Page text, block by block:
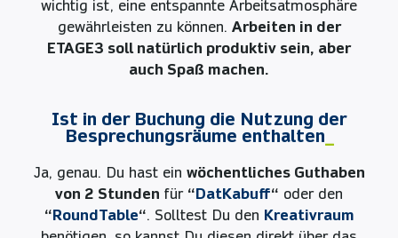
wichtig ist, eine entspannte Arbeitsatmosphäre
gewährleisten zu können. Arbeiten in der
ETAGE3 soll natürlich produktiv sein, aber
auch Spaß machen.
Ist in der Buchung die Nutzung der
Besprechungsräume enthalten
Ja, genau. Du hast ein wöchentliches Guthaben
von 2 Stunden für “DatKabuff“ oder den
“RoundTable“. Solltest Du den Kreativraum